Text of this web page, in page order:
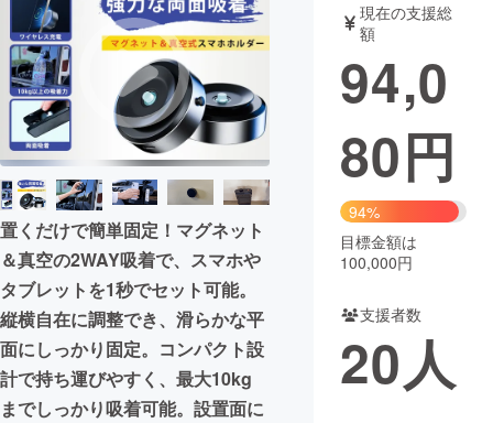
テクノロジー・ガジェット
映像・映画 書籍・雑誌
ビジネス・起業 チャレンジ
まちづくり・地域活性化
CAMPFIRE for Social Good
CAMPFIRE Creation
CAMPFIREふるさと納税machi-ya コミュニティ
置くだけで簡単固定！マグネット
＆真空の2WAY吸着で、スマホや
タブレットを1秒でセット可能。
縦横自在に調整でき、滑らかな平
面にしっかり固定。コンパクト設
計で持ち運びやすく、最大10kg
までしっかり吸着可能。設置面に
現在の支援総
額
94,0
80円
94%
目標金額は
100,000円
支援者数
20人